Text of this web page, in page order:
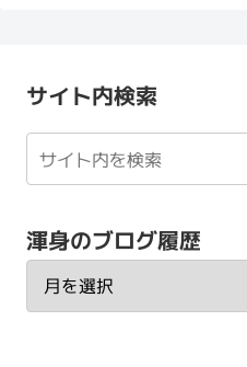
サイト内検索
渾身のブログ履歴